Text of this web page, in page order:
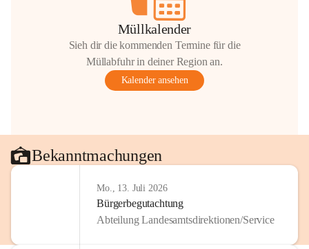
Müllkalender
Sieh dir die kommenden Termine für die
Müllabfuhr in deiner Region an.
Kalender ansehen
Bekanntmachungen
Mo., 13. Juli 2026
Bürgerbegutachtung
Abteilung Landesamtsdirektionen/Service